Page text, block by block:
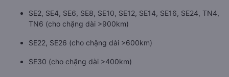
SE2, SE4, SE6, SE8, SE10, SE12, SE14, SE16, SE24, TN4,
TN6 (cho chặng dài >900km)
SE22, SE26 (cho chặng dài >600km)
SE30 (cho chặng dài >400km)